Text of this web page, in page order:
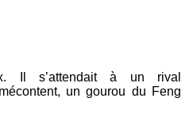
Il s’attendait à un rival
un gourou du Feng